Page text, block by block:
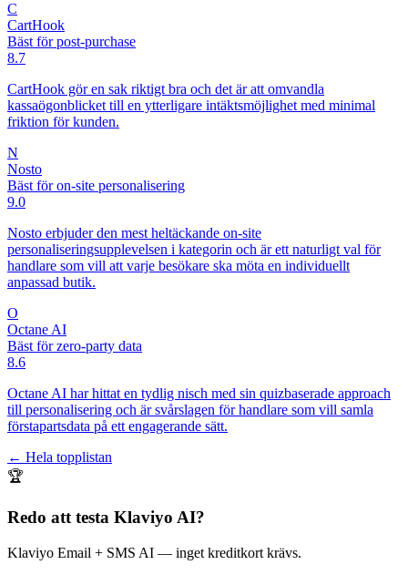
C
CartHook
Bäst för post-purchase
8.7
CartHook gör en sak riktigt bra och det är att omvandla
kassaögonblicket till en ytterligare intäktsmöjlighet med minimal
friktion för kunden.
N
Nosto
Bäst för on-site personalisering
9.0
Nosto erbjuder den mest heltäckande on-site
personaliseringsupplevelsen i kategorin och är ett naturligt val för
handlare som vill att varje besökare ska möta en individuellt
anpassad butik.
O
Octane AI
Bäst för zero-party data
8.6
Octane AI har hittat en tydlig nisch med sin quizbaserade approach
till personalisering och är svårslagen för handlare som vill samla
förstapartsdata på ett engagerande sätt.
← Hela topplistan
🏆
Redo att testa Klaviyo AI?
Klaviyo Email + SMS AI — inget kreditkort krävs.